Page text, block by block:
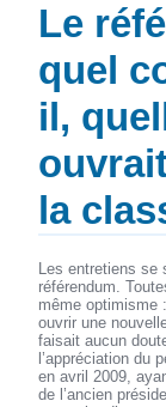
Le
quel
il,
la
Les entretiens se
référendum.
même optimisme
ouvrir une
faisait aucun
l’appréciation du
en avril 2009,
de l’ancien